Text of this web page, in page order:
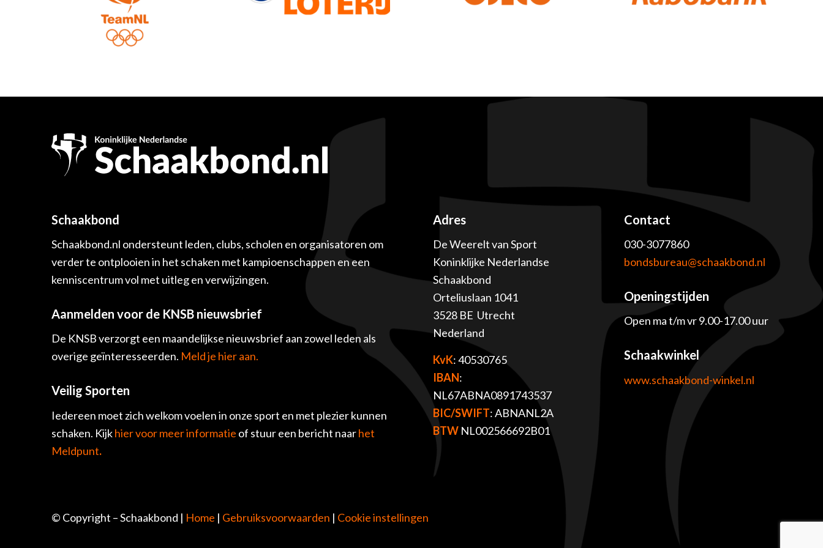
Schaakbond
Schaakbond.nl ondersteunt leden, clubs, scholen en organisatoren om
verder te ontplooien in het schaken met kampioenschappen en een
kenniscentrum vol met uitleg en verwijzingen.
Aanmelden voor de KNSB nieuwsbrief
De KNSB verzorgt een maandelijkse nieuwsbrief aan zowel leden als
overige geïnteresseerden. Meld je hier aan.
Veilig Sporten
Iedereen moet zich welkom voelen in onze sport en met plezier kunnen
schaken. Kijkhier voor meer informatie of stuur een bericht naarhet
Meldpunt.
Adres
De Weerelt van Sport
Koninklijke Nederlandse
Schaakbond
Orteliuslaan 1041
3528 BE Utrecht
Nederland
KvK: 40530765
IBAN:
NL67ABNA0891743537
BIC/SWIFT: ABNANL2A
BTW NL002566692B01
Contact
030-3077860
bondsbureau@schaakbond.nl
Openingstijden
Open ma t/m vr 9.00-17.00 uur
Schaakwinkel
www.schaakbond-winkel.nl
© Copyright – Schaakbond | Home | Gebruiksvoorwaarden | Cookie instellingen